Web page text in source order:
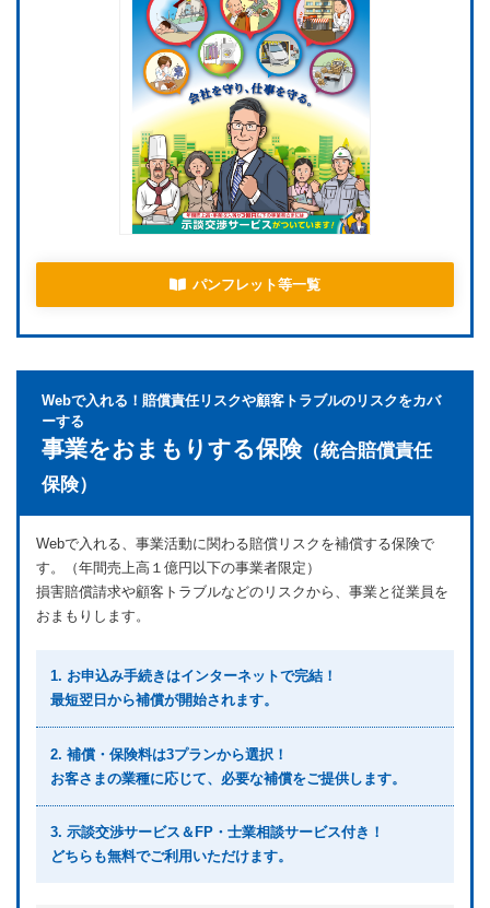
パンフレット等一覧
Webで入れる！賠償責任リスクや顧客トラブルのリスクをカバ
ーする
事業をおまもりする保険（統合賠償責任
保険）
Webで入れる、事業活動に関わる賠償リスクを補償する保険で
す。（年間売上高１億円以下の事業者限定）
損害賠償請求や顧客トラブルなどのリスクから、事業と従業員を
おまもりします。
1. お申込み手続きはインターネットで完結！
最短翌日から補償が開始されます。
2. 補償・保険料は3プランから選択！
お客さまの業種に応じて、必要な補償をご提供します。
3. 示談交渉サービス＆FP・士業相談サービス付き！
どちらも無料でご利用いただけます。